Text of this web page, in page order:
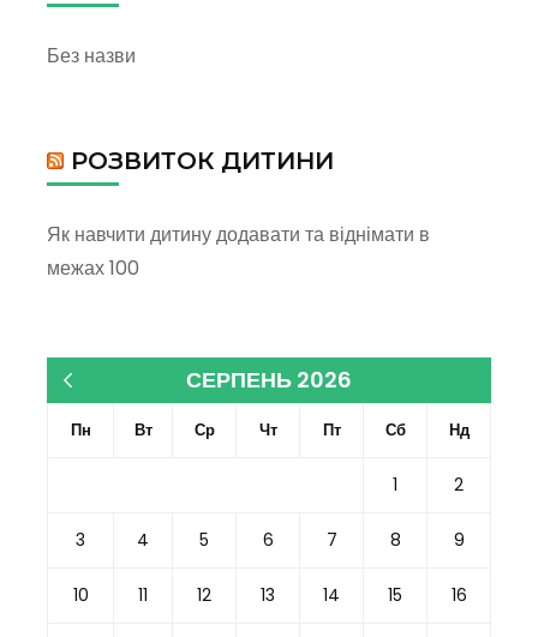
Без назви
РОЗВИТОК ДИТИНИ
Як навчити дитину додавати та віднімати в
межах 100
СЕРПЕНЬ 2026
Пн Вт Ср Чт Пт Сб Нд
1 2
3 4 5 6 7 8 9
10 11 12 13 14 15 16